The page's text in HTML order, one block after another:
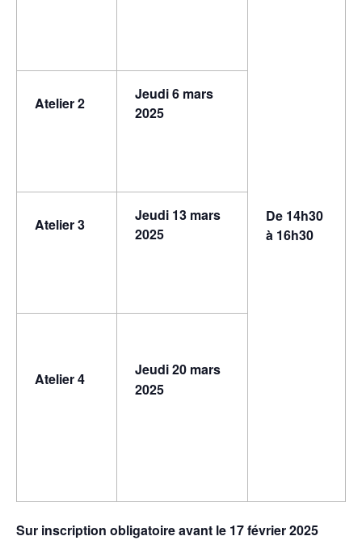
De 14h30
à 16h30
Atelier 2
Jeudi 6 mars
2025
Atelier 3
Jeudi 13 mars
2025
Atelier 4
Jeudi 20 mars
2025
Sur inscription obligatoire avant le 17 février 2025